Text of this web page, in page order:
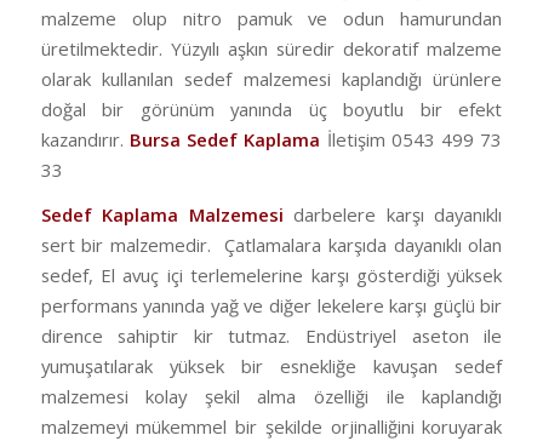
malzeme olup nitro pamuk ve odun hamurundan
üretilmektedir. Yüzyılı aşkın süredir dekoratif malzeme
olarak kullanılan sedef malzemesi kaplandığı ürünlere
doğal bir görünüm yanında üç boyutlu bir efekt
kazandırır. Bursa Sedef Kaplama İletişim 0543 499 73
33
Sedef Kaplama Malzemesi darbelere karşı dayanıklı
sert bir malzemedir. Çatlamalara karşıda dayanıklı olan
sedef, El avuç içi terlemelerine karşı gösterdiği yüksek
performans yanında yağ ve diğer lekelere karşı güçlü bir
dirence sahiptir kir tutmaz. Endüstriyel aseton ile
yumuşatılarak yüksek bir esnekliğe kavuşan sedef
malzemesi kolay şekil alma özelliği ile kaplandığı
malzemeyi mükemmel bir şekilde orjinalliğini koruyarak